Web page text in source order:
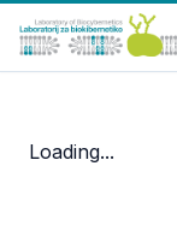
Loading...